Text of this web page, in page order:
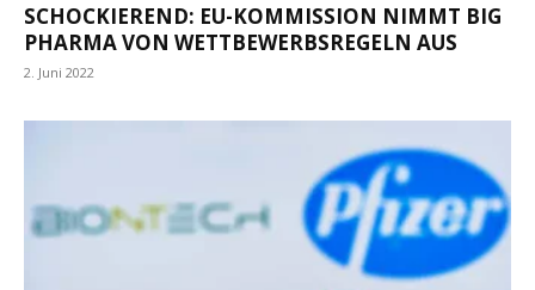
SCHOCKIEREND: EU-KOMMISSION NIMMT BIG
PHARMA VON WETTBEWERBSREGELN AUS
2. Juni 2022